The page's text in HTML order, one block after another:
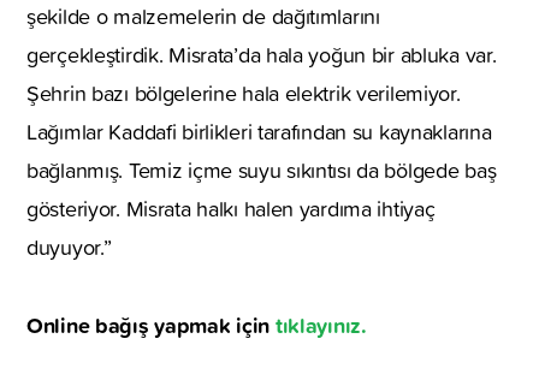
şekilde o malzemelerin de dağıtımlarını
gerçekleştirdik. Misrata’da hala yoğun bir abluka var.
Şehrin bazı bölgelerine hala elektrik verilemiyor.
Lağımlar Kaddafi birlikleri tarafından su kaynaklarına
bağlanmış. Temiz içme suyu sıkıntısı da bölgede baş
gösteriyor. Misrata halkı halen yardıma ihtiyaç
duyuyor.’’
Online bağış yapmak içintıklayınız.